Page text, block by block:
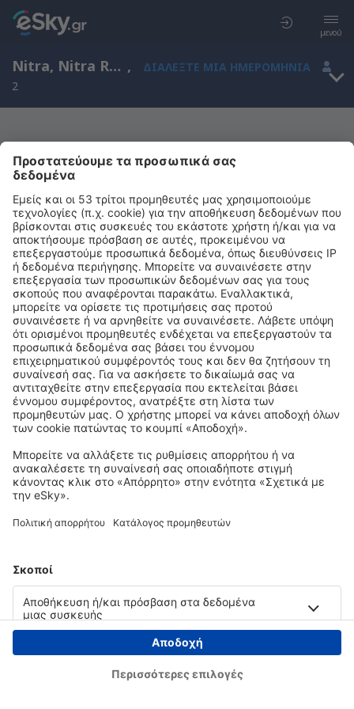
μενού
Nitra, Nitra Region, Σλοβακία ,
ΔΙΑΛΈΞΤΕ ΜΙΑ ΗΜΕΡΟΜΗΝΊΑ
2
Μας συγχωρείτε, δεν υπάρχουν
αποτελέσματα για την αναζήτησή σας
Προσπαθήστε να κάνετε αναζήτηση με διαφορετικά κριτήρια
Copyright © eSky.gr. Με την επιφύλαξη παντός νομίμου δικαιώματος.